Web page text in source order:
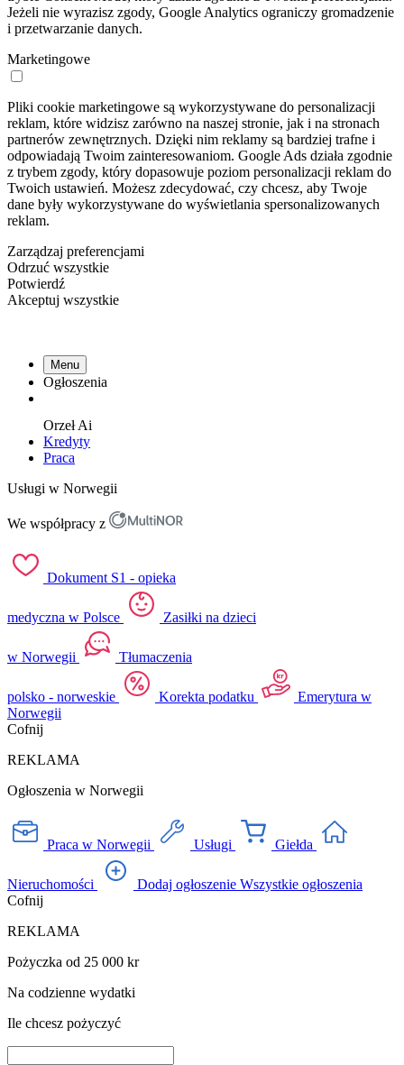
Jeżeli nie wyrazisz zgody, Google Analytics ograniczy gromadzenie
i przetwarzanie danych.
Marketingowe
Pliki cookie marketingowe są wykorzystywane do personalizacji
reklam, które widzisz zarówno na naszej stronie, jak i na stronach
partnerów zewnętrznych. Dzięki nim reklamy są bardziej trafne i
odpowiadają Twoim zainteresowaniom. Google Ads działa zgodnie
z trybem zgody, który dopasowuje poziom personalizacji reklam do
Twoich ustawień. Możesz zdecydować, czy chcesz, aby Twoje
dane były wykorzystywane do wyświetlania spersonalizowanych
reklam.
Zarządzaj preferencjami
Odrzuć wszystkie
Potwierdź
Akceptuj wszystkie
Menu
Ogłoszenia
OrzełAi
Kredyty
Praca
Usługi w Norwegii
We współpracy z
Dokument S1 - opieka
medyczna w Polsce Zasiłki na dzieci
w Norwegii Tłumaczenia
polsko - norweskie Korekta podatku
Emerytura w
Norwegii
Cofnij
REKLAMA
Ogłoszenia w Norwegii
Praca w Norwegii Usługi Giełda
Nieruchomości Dodaj ogłoszenie Wszystkie ogłoszenia
Cofnij
REKLAMA
Pożyczka od 25 000 kr
Na codzienne wydatki
Ile chcesz pożyczyć